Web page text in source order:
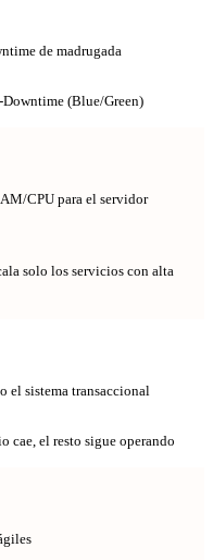
de madrugada
(Blue/Green)
CPU para el servidor
solo los servicios con alta
el sistema transaccional
el resto sigue operando